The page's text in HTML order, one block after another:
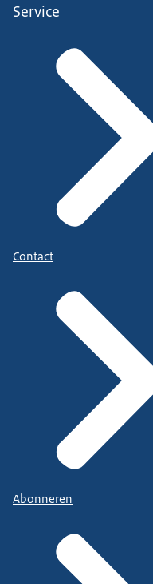
Service
Contact
Abonneren